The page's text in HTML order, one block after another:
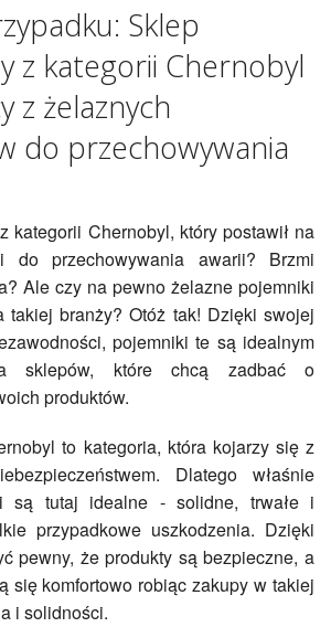
Sklep
z kategorii Chernobyl
z żelaznych
do przechowywania
kategorii Chernobyl, który postawił na
do przechowywania awarii? Brzmi
Ale czy na pewno żelazne pojemniki
takiej branży? Otóż tak! Dzięki swojej
pojemniki te są idealnym
sklepów, które chcą zadbać o
produktów.
to kategoria, która kojarzy się z
Dlatego właśnie
są tutaj idealne - solidne, trwałe i
przypadkowe uszkodzenia. Dzięki
pewny, że produkty są bezpieczne, a
się komfortowo robiąc zakupy w takiej
i solidności.